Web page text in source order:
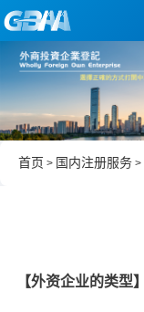
首页 > 国内注册服务 >
【外资企业的类型】